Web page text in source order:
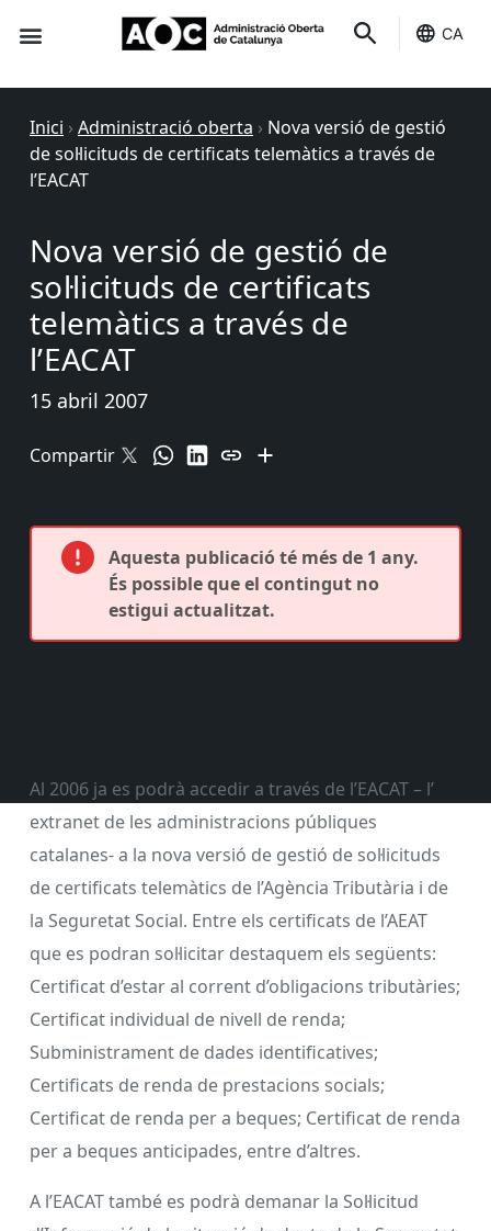
CA
Inici › Administració oberta › Nova versió de gestió
de sol·licituds de certificats telemàtics a través de
l’EACAT
Nova versió de gestió de
sol·licituds de certificats
telemàtics a través de
l’EACAT
15 abril 2007
Compartir
Aquesta publicació té més de 1 any.
És possible que el contingut no
estigui actualitzat.
Al 2006 ja es podrà accedir a través de l’EACAT – l’
extranet de les administracions públiques
catalanes- a la nova versió de gestió de sol·licituds
de certificats telemàtics de l’Agència Tributària i de
la Seguretat Social. Entre els certificats de l’AEAT
que es podran sol·licitar destaquem els següents:
Certificat d’estar al corrent d’obligacions tributàries;
Certificat individual de nivell de renda;
Subministrament de dades identificatives;
Certificats de renda de prestacions socials;
Certificat de renda per a beques; Certificat de renda
per a beques anticipades, entre d’altres.
A l’EACAT també es podrà demanar la Sol·licitud